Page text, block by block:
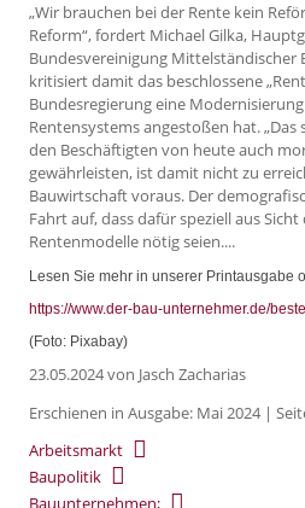
„Wir brauchen bei der Rente kein
Reform“, fordert Michael Gilka,
Bundesvereinigung Mittelständischer
kritisiert damit das beschlossene
Bundesregierung eine
Rentensystems angestoßen hat.
den Beschäftigten von heute auch
gewährleisten, ist damit nicht zu
Bauwirtschaft voraus. Der
Fahrt auf, dass dafür speziell aus
Rentenmodelle nötig seien....
Lesen Sie mehr in unserer Printausgabe
https://www.der-bau-unternehmer.de/
(Foto: Pixabay)
23.05.2024von Jasch Zacharias
Erschienen in Ausgabe: Mai 2024 |
Arbeitsmarkt
Baupolitik
Bauunternehmen;